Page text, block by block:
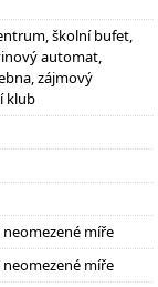
školní bufet,
automat,
zájmový
klub
míře
míře